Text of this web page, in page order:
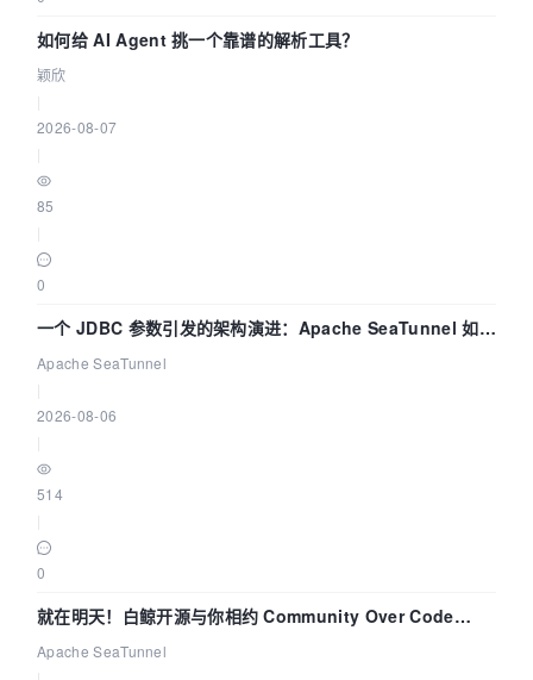
如何给 AI Agent 挑一个靠谱的解析工具？
颖欣
2026-08-07
85
0
一个 JDBC 参数引发的架构演进：Apache SeaTunnel 如何
解决数据同步中的“定时 Flush”难题
Apache SeaTunnel
2026-08-06
514
0
就在明天！白鲸开源与你相约 Community Over Code
Asia 2026 主题演讲！
Apache SeaTunnel